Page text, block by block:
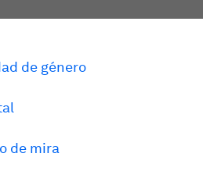
de género
de mira